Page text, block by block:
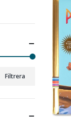
Filtrera